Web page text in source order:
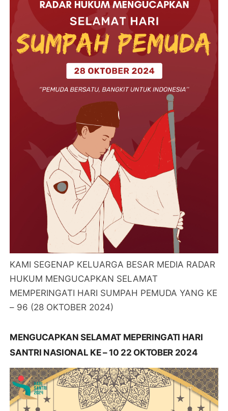
KAMI SEGENAP KELUARGA BESAR MEDIA RADAR
HUKUM MENGUCAPKAN SELAMAT
MEMPERINGATI HARI SUMPAH PEMUDA YANG KE
– 96 (28 OKTOBER 2024)
MENGUCAPKAN SELAMAT MEPERINGATI HARI
SANTRI NASIONAL KE – 10 22 OKTOBER 2024